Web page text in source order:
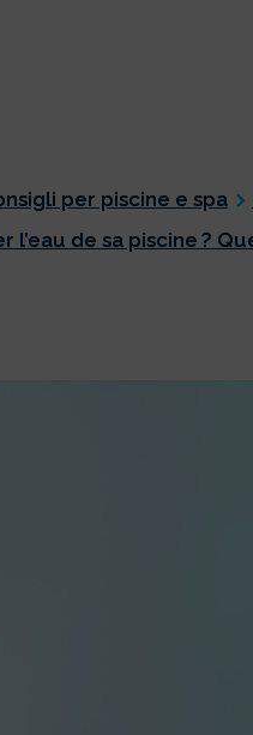
per piscine e spa
l’eau de sa piscine ?